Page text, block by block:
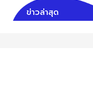
ข่าวล่าสุด